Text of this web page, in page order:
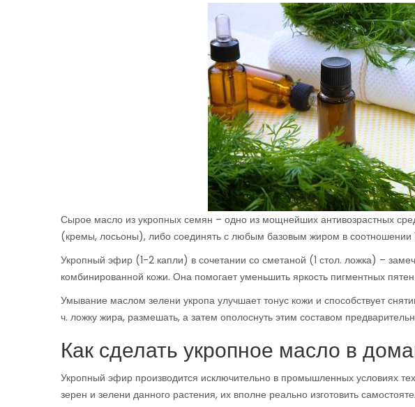
Сырое масло из укропных семян – одно из мощнейших антивозрастных
(кремы, лосьоны), либо соединять с любым базовым жиром в соотношении
Укропный эфир (1-2 капли) в сочетании со сметаной (1 стол. ложка) –
комбинированной кожи. Она помогает уменьшить яркость пигментных
Умывание маслом зелени укропа улучшает тонус кожи и способствует
ч. ложку жира, размешать, а затем ополоснуть этим составом
Как сделать укропное масло в
Укропный эфир производится исключительно в промышленных условиях
зерен и зелени данного растения, их вполне реально изготовить